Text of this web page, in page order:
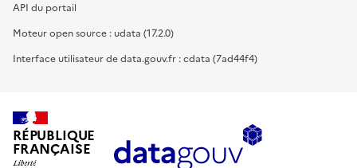
API du portail
Moteur open source : udata (17.2.0)
Interface utilisateur de data.gouv.fr : cdata (7ad44f4)
RÉPUBLIQUE
FRANÇAISE